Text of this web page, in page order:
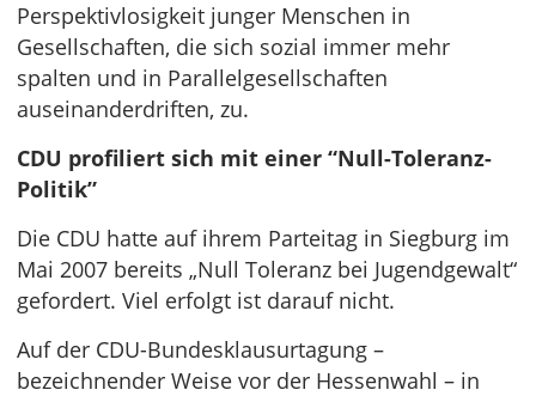
Perspektivlosigkeit junger Menschen in
Gesellschaften, die sich sozial immer mehr
spalten und in Parallelgesellschaften
auseinanderdriften, zu.
CDU profiliert sich mit einer “Null-Toleranz-
Politik”
Die CDU hatte auf ihrem Parteitag in Siegburg im
Mai 2007 bereits „Null Toleranz bei Jugendgewalt“
gefordert. Viel erfolgt ist darauf nicht.
Auf der CDU-Bundesklausurtagung –
bezeichnender Weise vor der Hessenwahl – in